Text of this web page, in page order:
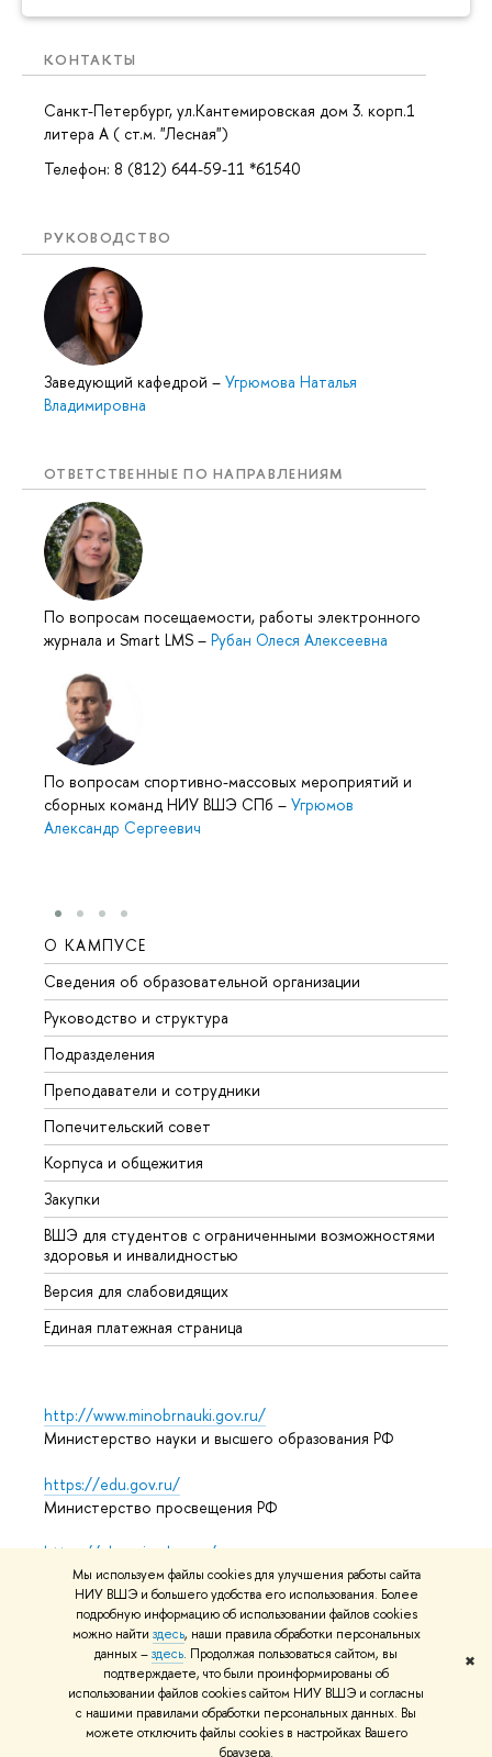
Мы используем файлы cookies для улучшения работы сайта
НИУ ВШЭ и большего удобства его использования. Более
подробную информацию об использовании файлов cookies
можно найти здесь, наши правила обработки персональных
данных –здесь. Продолжая пользоваться сайтом, вы
подтверждаете, что были проинформированы об
использовании файлов cookies сайтом НИУ ВШЭ и согласны
с нашими правилами обработки персональных данных. Вы
можете отключить файлы cookies в настройках Вашего
браузера.
✖
КОНТАКТЫ
Санкт-Петербург, ул.Кантемировская дом 3. корп.1
литера А ( ст.м. "Лесная")
Телефон: 8 (812) 644-59-11 *61540
РУКОВОДСТВО
Заведующий кафедрой – Угрюмова Наталья
Владимировна
ОТВЕТСТВЕННЫЕ ПО НАПРАВЛЕНИЯМ
По вопросам посещаемости, работы электронного
журнала и Smart LMS – Рубан Олеся Алексеевна
По вопросам спортивно-массовых мероприятий и
сборных команд НИУ ВШЭ СПб – Угрюмов
Александр Сергеевич
О КАМПУСЕ
Сведения об образовательной организации
Руководство и структура
Подразделения
Преподаватели и сотрудники
Попечительский совет
Корпуса и общежития
Закупки
ВШЭ для студентов с ограниченными возможностями
здоровья и инвалидностью
Версия для слабовидящих
Единая платежная страница
http://www.minobrnauki.gov.ru/
Министерство науки и высшего образования РФ
https://edu.gov.ru/
Министерство просвещения РФ
https://elearning.hse.ru/mooc
Массовые открытые онлайн-курсы
© НИУ ВШЭ 1993–2026 Адреса и контактыУсловия
использования материаловПолитика конфиденциальности
Карта сайта
Редактору